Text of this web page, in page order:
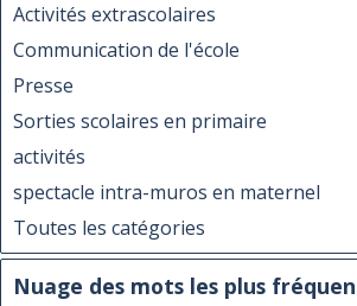
Activités extrascolaires
Communication de l'école
Presse
Sorties scolaires en primaire
activités
spectacle intra-muros en maternel
Toutes les catégories
Nuage des mots les plus